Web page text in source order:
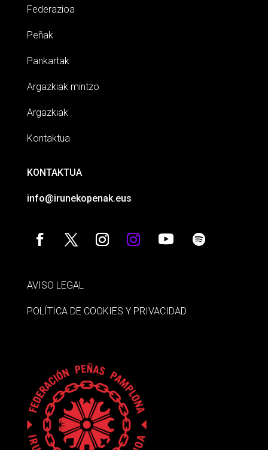
Federazioa
Peñak
Pankartak
Argazkiak mintzo
Argazkiak
Kontaktua
KONTAKTUA
info@irunekopenak.eus
AVISO LEGAL
POLÍTICA DE COOKIES Y PRIVACIDAD